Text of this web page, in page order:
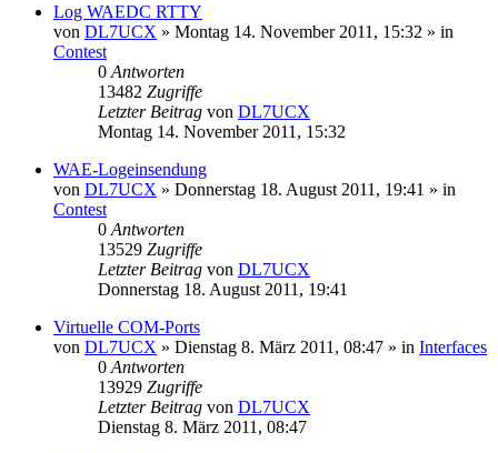
Log WAEDC RTTY
von DL7UCX » Montag 14. November 2011, 15:32 » in
Contest
0 Antworten
13482 Zugriffe
Letzter Beitrag von DL7UCX
Montag 14. November 2011, 15:32
WAE-Logeinsendung
von DL7UCX » Donnerstag 18. August 2011, 19:41 » in
Contest
0 Antworten
13529 Zugriffe
Letzter Beitrag von DL7UCX
Donnerstag 18. August 2011, 19:41
Virtuelle COM-Ports
von DL7UCX » Dienstag 8. März 2011, 08:47 » in Interfaces
0 Antworten
13929 Zugriffe
Letzter Beitrag von DL7UCX
Dienstag 8. März 2011, 08:47